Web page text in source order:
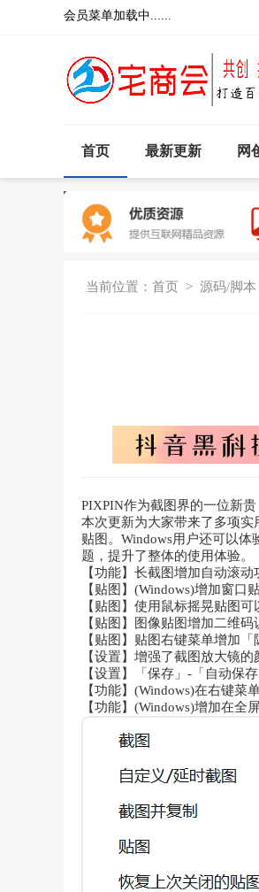
会员菜单加载中......
首页 最新更新 网
当前位置： 首页 > 源码/脚本
PIXPIN作为截图界的一位新
本次更新为大家带来了多项
贴图。Windows用户还可以
题，提升了整体的使用体验。
【功能】长截图增加自动滚
【贴图】(Windows)增加窗
【贴图】使用鼠标摇晃贴图
【贴图】图像贴图增加二维
【贴图】贴图右键菜单增加
【设置】增强了截图放大镜
【设置】「保存」-「自动保
【功能】(Windows)在右键菜
【功能】(Windows)增加在全